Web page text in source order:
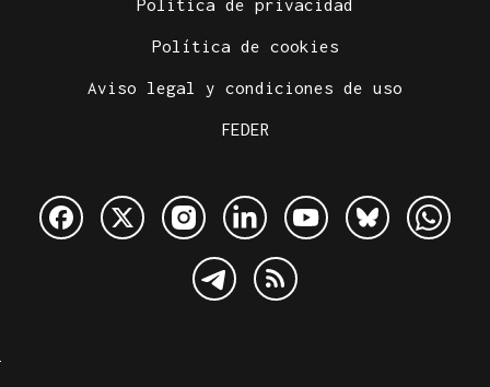
Política de privacidad
Política de cookies
Aviso legal y condiciones de uso
FEDER